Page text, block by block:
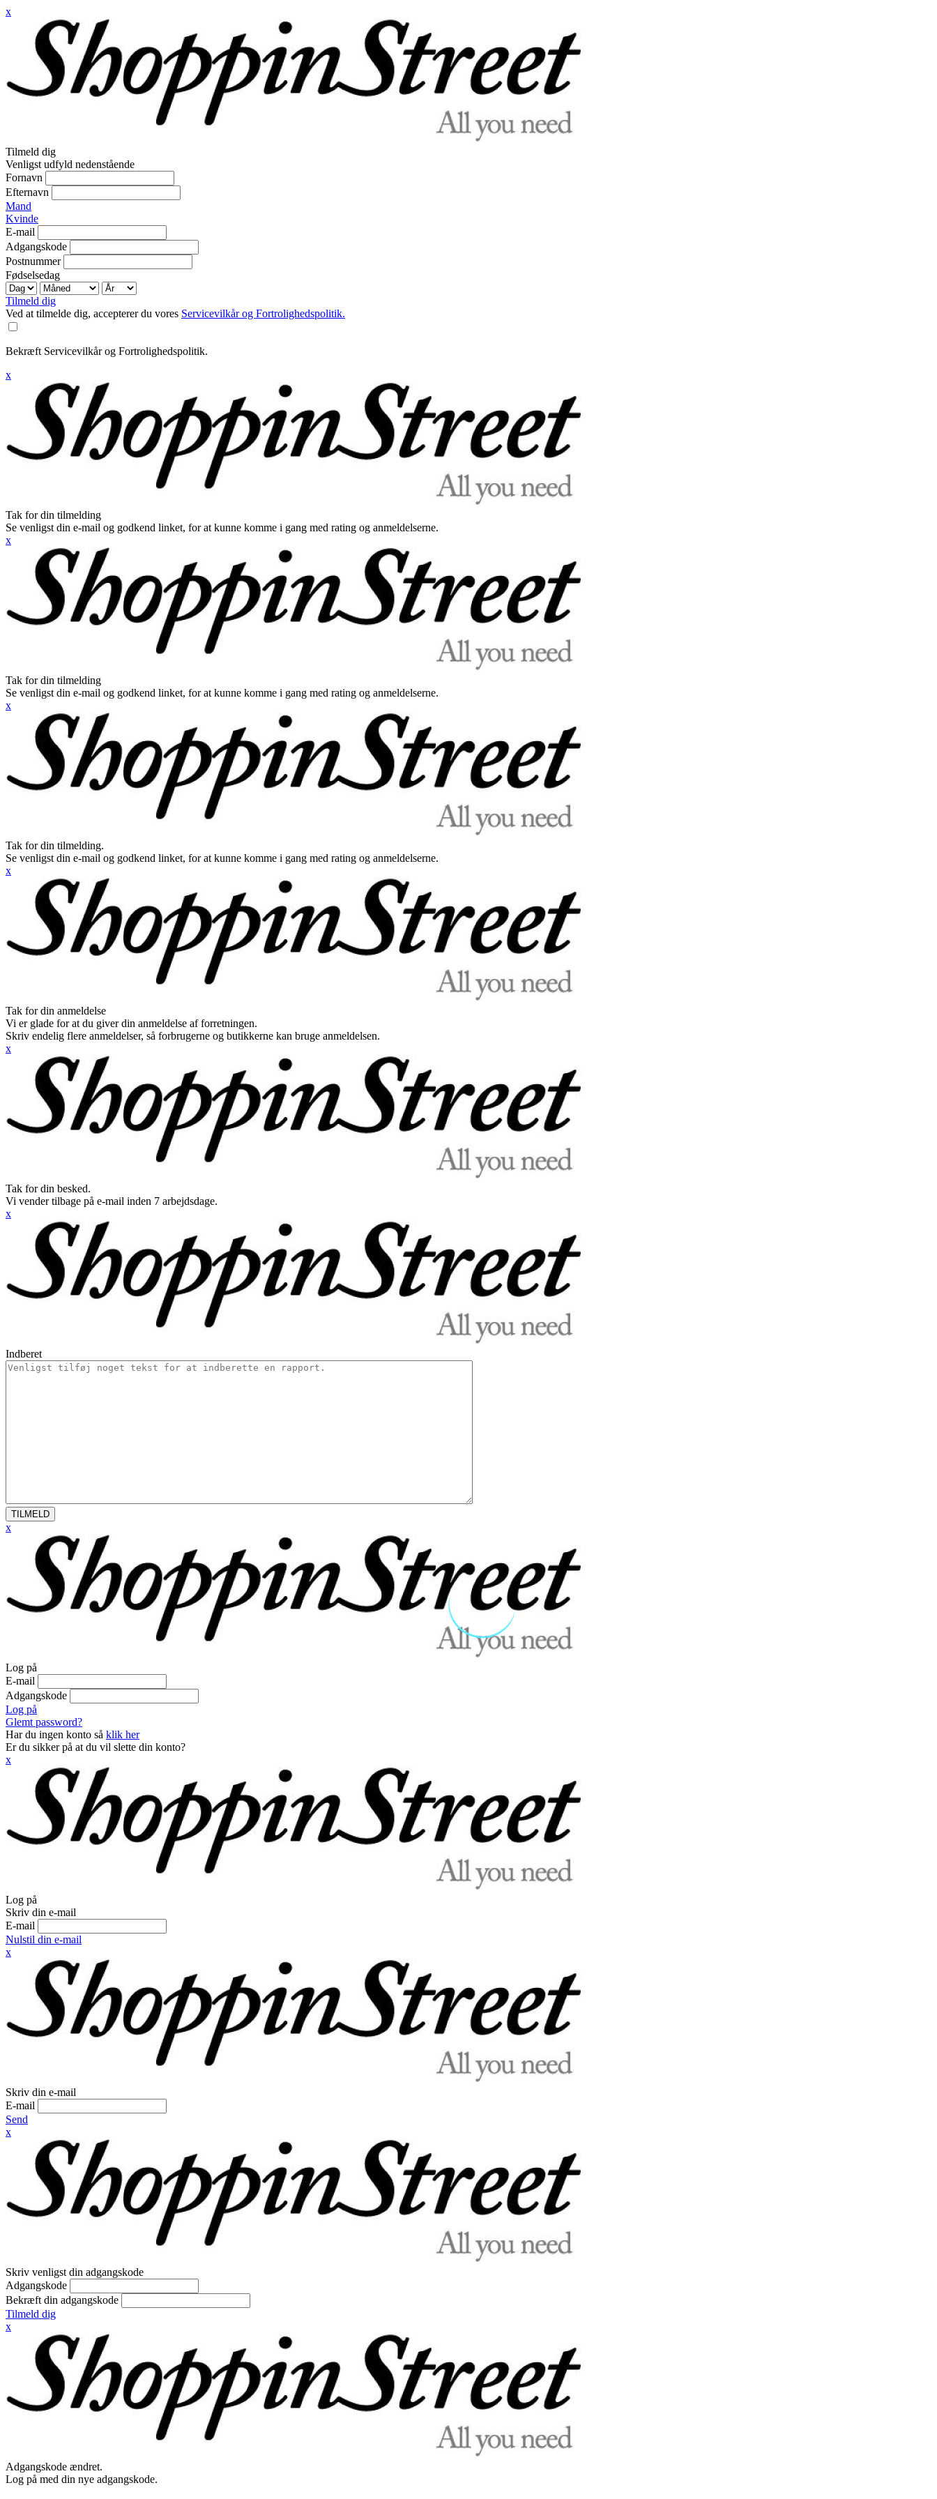
x
Tilmeld dig
Venligst udfyld nedenstående
Fornavn
Efternavn
Mand
Kvinde
E-mail
Adgangskode
Postnummer
Fødselsedag
Tilmeld dig
Ved at tilmelde dig, accepterer du vores Servicevilkår og Fortrolighedspolitik.
Bekræft Servicevilkår og Fortrolighedspolitik.
x
Tak for din tilmelding
Se venligst din e-mail og godkend linket, for at kunne komme i gang med rating og anmeldelserne.
x
Tak for din tilmelding
Se venligst din e-mail og godkend linket, for at kunne komme i gang med rating og anmeldelserne.
x
Tak for din tilmelding.
Se venligst din e-mail og godkend linket, for at kunne komme i gang med rating og anmeldelserne.
x
Tak for din anmeldelse
Vi er glade for at du giver din anmeldelse af forretningen.
Skriv endelig flere anmeldelser, så forbrugerne og butikkerne kan bruge anmeldelsen.
x
Tak for din besked.
Vi vender tilbage på e-mail inden 7 arbejdsdage.
x
Indberet
TILMELD
x
Log på
E-mail
Adgangskode
Log på
Glemt password?
Har du ingen konto så klik her
Er du sikker på at du vil slette din konto?
x
Log på
Skriv din e-mail
E-mail
Nulstil din e-mail
x
Skriv din e-mail
E-mail
Send
x
Skriv venligst din adgangskode
Adgangskode
Bekræft din adgangskode
Tilmeld dig
x
Adgangskode ændret.
Log på med din nye adgangskode.